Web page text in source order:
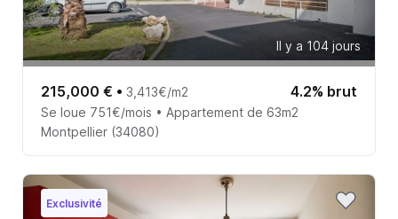
Il y a 104 jours
215,000 € • 3,413€/m2 4.2% brut
Se loue 751€/mois • Appartement de 63m2
Montpellier (34080)
Exclusivité